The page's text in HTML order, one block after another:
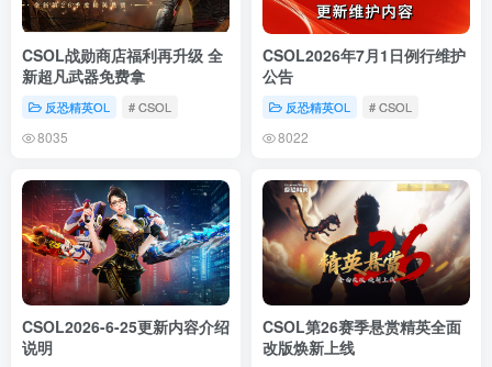
CSOL战勋商店福利再升级 全
新超凡武器免费拿
反恐精英OL # CSOL
8035
CSOL2026年7月1日例行维护
公告
反恐精英OL # CSOL
8022
CSOL2026-6-25更新内容介绍
说明
CSOL第26赛季悬赏精英全面
改版焕新上线